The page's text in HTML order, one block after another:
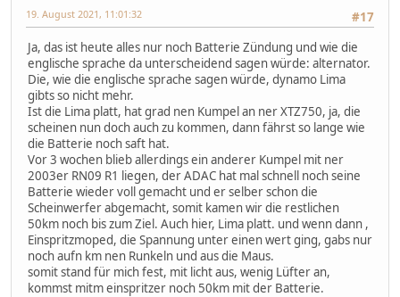
#17
19. August 2021, 11:01:32
Ja, das ist heute alles nur noch Batterie Zündung und wie die
englische sprache da unterscheidend sagen würde: alternator.
Die, wie die englische sprache sagen würde, dynamo Lima
gibts so nicht mehr.
Ist die Lima platt, hat grad nen Kumpel an ner XTZ750, ja, die
scheinen nun doch auch zu kommen, dann fährst so lange wie
die Batterie noch saft hat.
Vor 3 wochen blieb allerdings ein anderer Kumpel mit ner
2003er RN09 R1 liegen, der ADAC hat mal schnell noch seine
Batterie wieder voll gemacht und er selber schon die
Scheinwerfer abgemacht, somit kamen wir die restlichen
50km noch bis zum Ziel. Auch hier, Lima platt. und wenn dann ,
Einspritzmoped, die Spannung unter einen wert ging, gabs nur
noch aufn km nen Runkeln und aus die Maus.
somit stand für mich fest, mit licht aus, wenig Lüfter an,
kommst mitm einspritzer noch 50km mit der Batterie.